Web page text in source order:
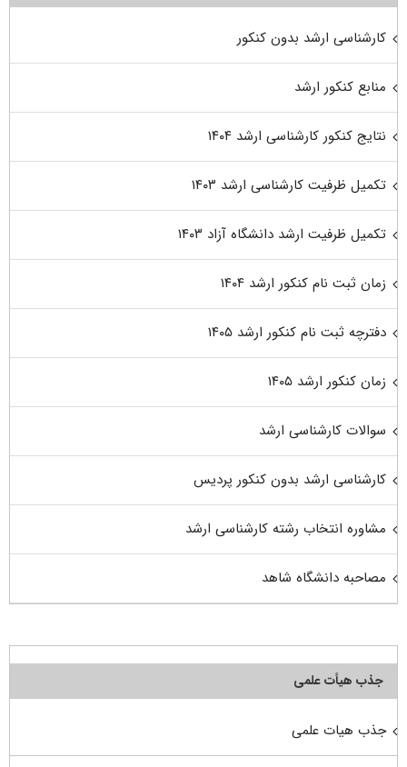
کارشناسی ارشد بدون کنکور
منابع کنکور ارشد
نتایج کنکور کارشناسی ارشد ۱۴۰۴
تکمیل ظرفیت کارشناسی ارشد ۱۴۰۳
تکمیل ظرفیت ارشد دانشگاه آزاد ۱۴۰۳
زمان ثبت نام کنکور ارشد ۱۴۰۴
دفترچه ثبت نام کنکور ارشد ۱۴۰۵
زمان کنکور ارشد ۱۴۰۵
سوالات کارشناسی ارشد
کارشناسی ارشد بدون کنکور پردیس
مشاوره انتخاب رشته کارشناسی ارشد
مصاحبه دانشگاه شاهد
جذب هیأت علمی
جذب هیات علمی